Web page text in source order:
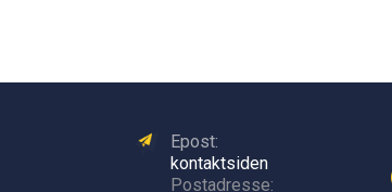
Epost:
kontaktsiden
Postadresse: